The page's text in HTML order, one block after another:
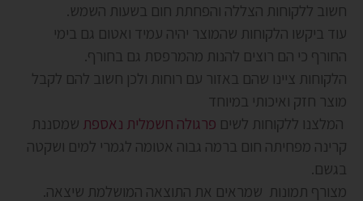
חשוב ללקוחות הצללה והפחתת חום בשעות השמש.
עוד ביקשו הלקוחות שהמוצר יהיה עמיד ואטום גם בימי
החורף כי הם רוצים להנות מהמרפסת גם בחורף.
הלקוחות ציינו שהם באזור עם רוחות ולכן חשוב להם לקבל
מוצר חזק ואיכותי במיוחד
המלצנו ללקוחות לשים פרגולה חשמלית נאספת שמסננת
קרינה מפחיתה חום ברמה גבוה אטומה לגמרי למים ושקטה
בגשם.
מצורף תמונות שמראים את התוצאה המושלמת שיצאה.